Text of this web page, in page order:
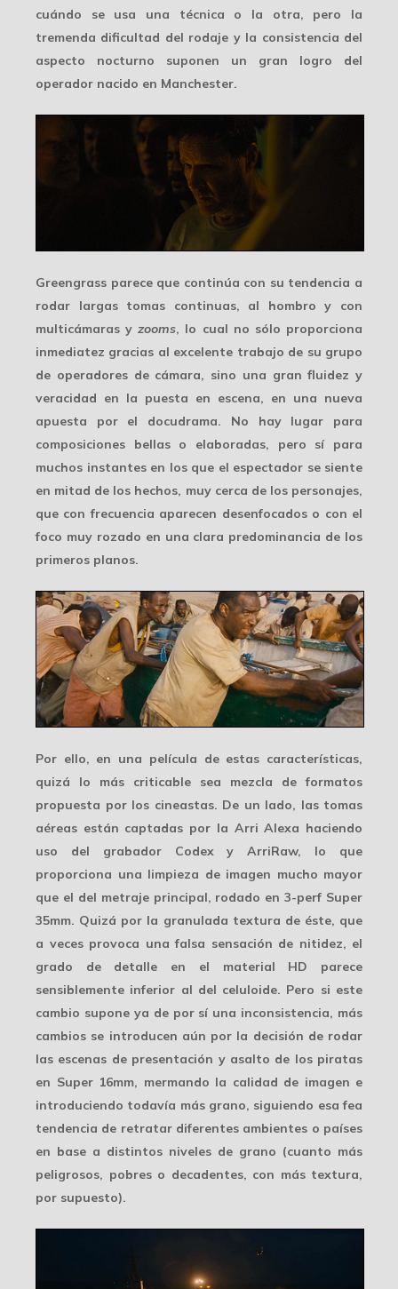
cuándo se usa una técnica o la otra, pero la
tremenda dificultad del rodaje y la consistencia del
aspecto nocturno suponen un gran logro del
operador nacido en Manchester.
Greengrass parece que continúa con su tendencia a
rodar largas tomas continuas, al hombro y con
multicámaras y zooms, lo cual no sólo proporciona
inmediatez gracias al excelente trabajo de su grupo
de operadores de cámara, sino una gran fluidez y
veracidad en la puesta en escena, en una nueva
apuesta por el docudrama. No hay lugar para
composiciones bellas o elaboradas, pero sí para
muchos instantes en los que el espectador se siente
en mitad de los hechos, muy cerca de los personajes,
que con frecuencia aparecen desenfocados o con el
foco muy rozado en una clara predominancia de los
primeros planos.
Por ello, en una película de estas características,
quizá lo más criticable sea mezcla de formatos
propuesta por los cineastas. De un lado, las tomas
aéreas están captadas por la ArriAlexa haciendo
uso del grabador Codex y ArriRaw, lo que
proporciona una limpieza de imagen mucho mayor
que el del metraje principal, rodado en 3-perf Super
35mm. Quizá por la granulada textura de éste, que
a veces provoca una falsa sensación de nitidez, el
grado de detalle en el material HD parece
sensiblemente inferior al del celuloide. Pero si este
cambio supone ya de por sí una inconsistencia, más
cambios se introducen aún por la decisión de rodar
las escenas de presentación y asalto de los piratas
en Super 16mm, mermando la calidad de imagen e
introduciendo todavía más grano, siguiendo esa fea
tendencia de retratar diferentes ambientes o países
en base a distintos niveles de grano (cuanto más
peligrosos, pobres o decadentes, con más textura,
por supuesto).